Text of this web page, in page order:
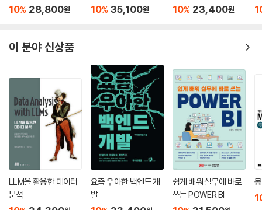
10% 28,800원 10% 35,100원 10% 23,400원
이 분야 신상품
LLM을 활용한 데이터
분석
요즘 우아한 백엔드 개
발
쉽게 배워 실무에 바로
쓰는 POWER BI